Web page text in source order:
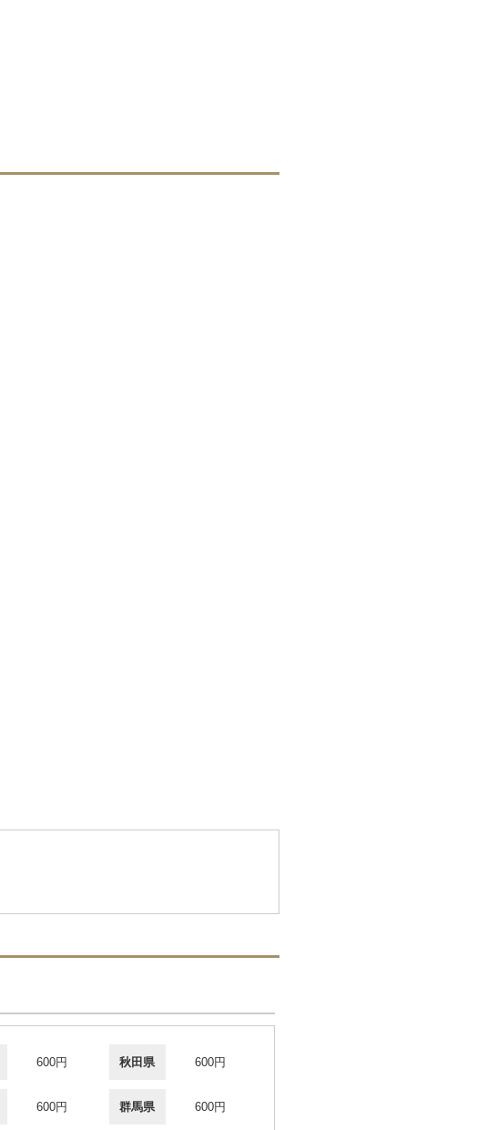
600円 秋田県 600円
600円 群馬県 600円